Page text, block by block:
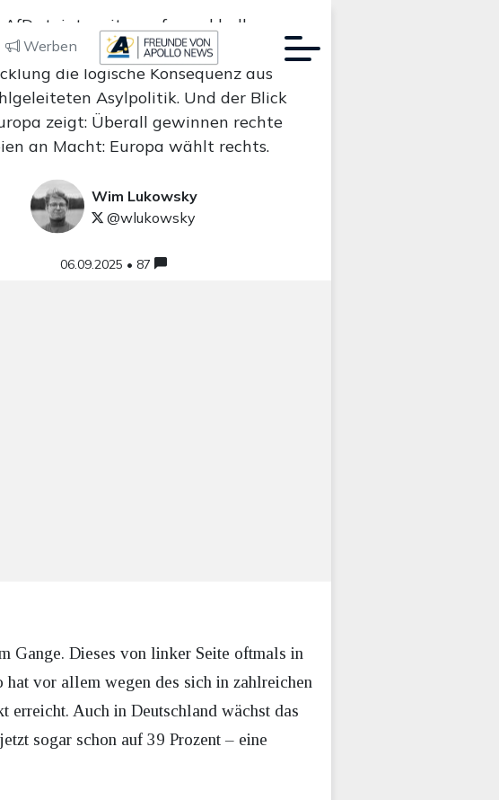
Werben
AfD steigt weiter auf – und halb
schreit auf. Dabei ist diese
die logische Konsequenz aus
Asylpolitik. Und der Blick
zeigt: Überall gewinnen rechte
an Macht: Europa wählt rechts.
Wim Lukowsky
@wlukowsky
06.09.2025 • 87
Gange. Dieses von linker Seite oftmals in
vor allem wegen des sich in zahlreichen
erreicht. Auch in Deutschland wächst das
sogar schon auf 39 Prozent – eine